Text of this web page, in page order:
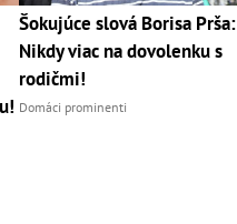
Šokujúce slová Borisa Prša:
Nikdy viac na dovolenku s
rodičmi!
Domáci prominenti